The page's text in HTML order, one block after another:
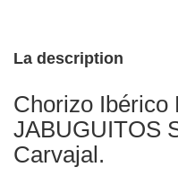
La description
Chorizo Ibérico
JABUGUITOS
Carvajal.